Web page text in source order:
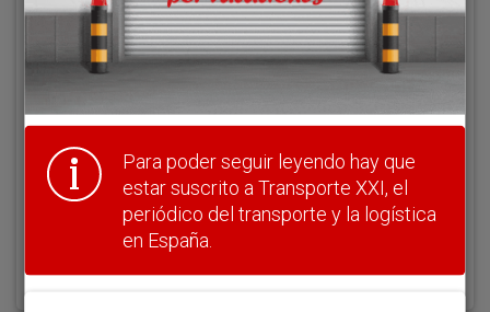
Nombre de usuario
¿Olvidó su clave?
Para poder seguir leyendo hay que
estar suscrito a Transporte XXI, el
periódico del transporte y la logística
en España.